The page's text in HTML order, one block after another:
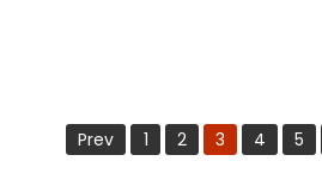
Prev 1 2 3 4 5